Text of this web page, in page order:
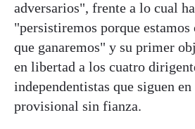
adversarios", frente a lo cual
"persistiremos porque estamos
que ganaremos" y su primer
en libertad a los cuatro
independentistas que siguen
provisional sin fianza.